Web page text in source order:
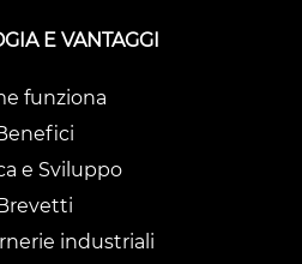
E VANTAGGI
funziona
e Sviluppo
industriali